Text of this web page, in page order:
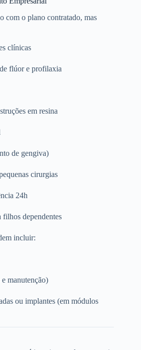
com o plano contratado, mas
clínicas
flúor e profilaxia
em resina
de gengiva)
cirurgias
24h
filhos dependentes
incluir:
manutenção)
ou implantes (em módulos